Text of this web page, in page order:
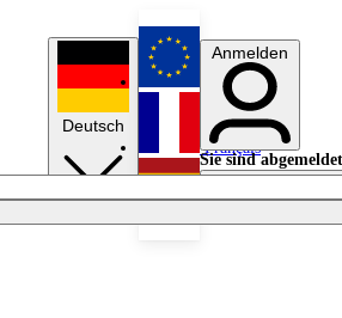
Deutsch
English
Français
Anmelden
Sie sind
Licht aus